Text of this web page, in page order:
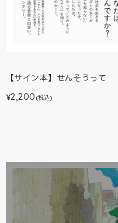
【サイン本】せんそうって
¥2,200 (税込)